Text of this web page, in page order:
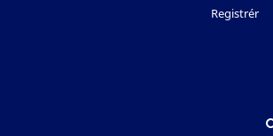
Registrér